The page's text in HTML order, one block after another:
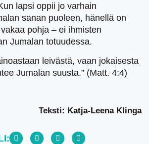
lapsi oppii jo varhain
sanan puoleen, hänellä on
pohja – ei ihmisten
Jumalan totuudessa.
leivästä, vaan jokaisesta
Jumalan suusta.” (Matt. 4:4)
Teksti: Katja-Leena Klinga